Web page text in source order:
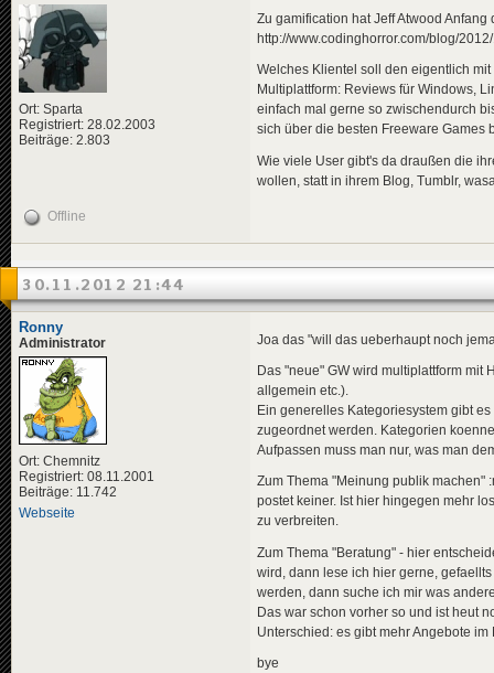
Ort: Sparta
Registriert: 28.02.2003
Beiträge: 2.803
Zu gamification hat Jeff Atwood
http://www.codinghorror.com/blog/
Welches Klientel soll den eigentlich
Multiplattform: Reviews für Windows,
einfach mal gerne so zwischendurch
sich über die besten Freeware Games
Wie viele User gibt's da draußen die
wollen, statt in ihrem Blog, Tumblr,
Offline
30.11.2012 21:44
Ronny
Administrator
Ort: Chemnitz
Registriert: 08.11.2001
Beiträge: 11.742
Webseite
Joa das "will das ueberhaupt noch
Das "neue" GW wird multiplattform mit
allgemein etc.).
Ein generelles Kategoriesystem gibt
zugeordnet werden. Kategorien
Aufpassen muss man nur, was man
Zum Thema "Meinung publik machen"
postet keiner. Ist hier hingegen mehr
zu verbreiten.
Zum Thema "Beratung" - hier
wird, dann lese ich hier gerne,
werden, dann suche ich mir was
Das war schon vorher so und ist heut
Unterschied: es gibt mehr Angebote
bye